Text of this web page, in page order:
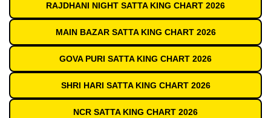
RAJDHANI NIGHT SATTA KING CHART 2026
MAIN BAZAR SATTA KING CHART 2026
GOVA PURI SATTA KING CHART 2026
SHRI HARI SATTA KING CHART 2026
NCR SATTA KING CHART 2026